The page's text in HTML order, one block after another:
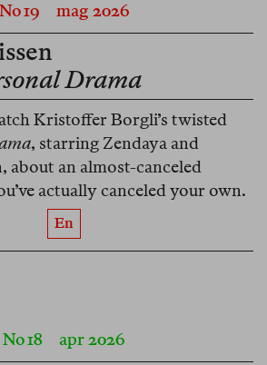
No 19 mag 2026
Drama
Kristoffer Borgli’s twisted
, starring Zendaya and
about an almost-canceled
actually canceled your own.
En
No 18 apr 2026